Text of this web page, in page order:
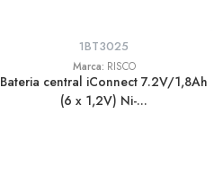
1BT3025
Marca: RISCO
Bateria central iConnect 7.2V/1,8Ah
(6 x 1,2V) Ni-...